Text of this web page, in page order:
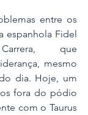
entre os
espanhola Fidel
que
mesmo
dia. Hoje, um
fora do pódio
com o Taurus